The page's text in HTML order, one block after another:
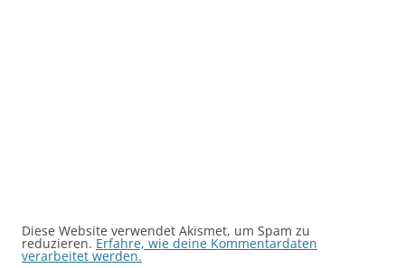
Diese Website verwendet Akismet, um Spam zu
reduzieren. Erfahre, wie deine Kommentardaten
verarbeitet werden.